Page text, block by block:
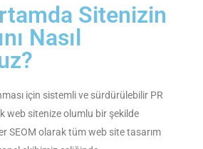
Sitenizin
Nasıl
için sistemli ve sürdürülebilir PR
web sitenize olumlu bir şekilde
SEOM olarak tüm web site tasarım